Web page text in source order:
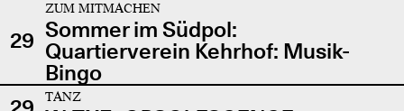
29
ZUM MITMACHEN
Sommer im Südpol:
Quartierverein Kehrhof: Musik-
Bingo
TANZ